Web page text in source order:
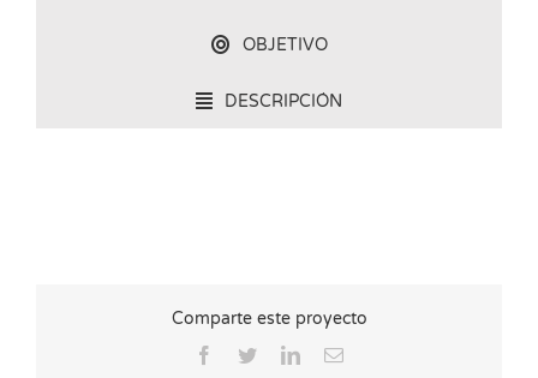
OBJETIVO
DESCRIPCIÓN
Comparte este proyecto
Facebook
TwitterLinkedInCorreo